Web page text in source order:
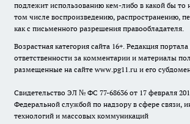
подлежит использованию кем-либо в какой бы
том числе воспроизведению, распространению,
как с письменного разрешения правообладателя.
Возрастная категория сайта 16+. Редакция портала
ответственности за комментарии и материалы
размещенные на сайте www.pg11.ru и его
Свидетельство ЭЛ № ФС 77-68636 от 17 февраля
Федеральной службой по надзору в сфере связи,
технологий и массовых коммуникаций